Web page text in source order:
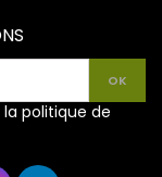
politique de